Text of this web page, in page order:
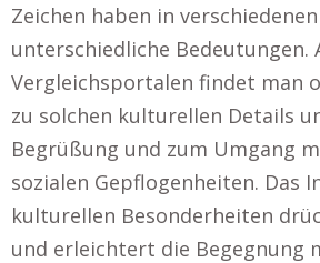
Zeichen haben in
unterschiedliche Bedeutungen.
Vergleichsportalen findet man
zu solchen kulturellen Details
Begrüßung und zum Umgang
sozialen Gepflogenheiten. Das
kulturellen Besonderheiten
und erleichtert die Begegnung